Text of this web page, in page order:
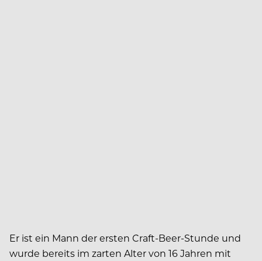
Er ist ein Mann der ersten Craft-Beer-Stunde und
wurde bereits im zarten Alter von 16 Jahren mit